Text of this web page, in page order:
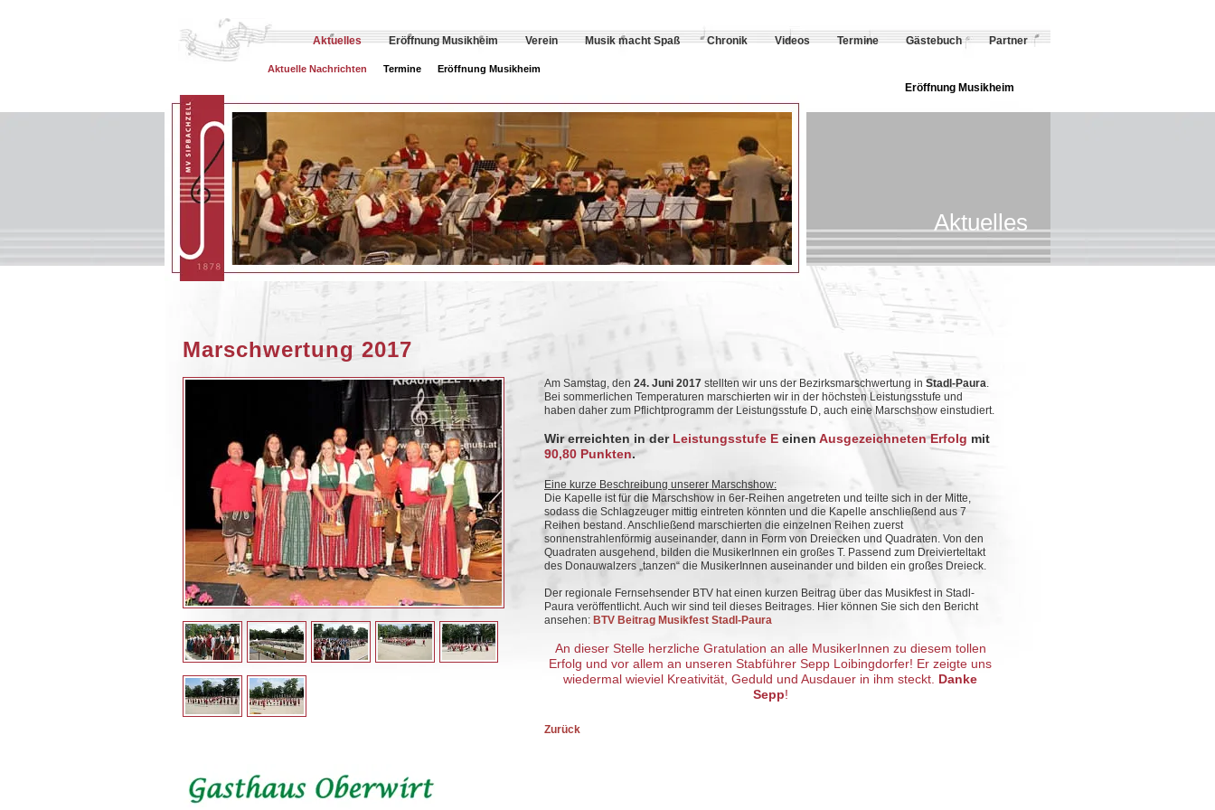
Aktuelles Eröffnung Musikheim Verein Musik macht Spaß Chronik Videos Termine Gästebuch Partner
Aktuelle Nachrichten Termine Eröffnung Musikheim
Eröffnung Musikheim
Aktuelles
Marschwertung 2017
Am Samstag, den 24. Juni 2017 stellten wir uns der Bezirksmarschwertung in Stadl-Paura.
Bei sommerlichen Temperaturen marschierten wir in der höchsten Leistungsstufe und
haben daher zum Pflichtprogramm der Leistungsstufe D, auch eine Marschshow einstudiert.
Wir erreichten in der Leistungsstufe E einen Ausgezeichneten Erfolg mit
90,80 Punkten.
Eine kurze Beschreibung unserer Marschshow:
Die Kapelle ist für die Marschshow in 6er-Reihen angetreten und teilte sich in der Mitte,
sodass die Schlagzeuger mittig eintreten könnten und die Kapelle anschließend aus 7
Reihen bestand. Anschließend marschierten die einzelnen Reihen zuerst
sonnenstrahlenförmig auseinander, dann in Form von Dreiecken und Quadraten. Von den
Quadraten ausgehend, bilden die MusikerInnen ein großes T. Passend zum Dreivierteltakt
des Donauwalzers „tanzen“ die MusikerInnen auseinander und bilden ein großes Dreieck.
Der regionale Fernsehsender BTV hat einen kurzen Beitrag über das Musikfest in Stadl-
Paura veröffentlicht. Auch wir sind teil dieses Beitrages. Hier können Sie sich den Bericht
ansehen: BTV Beitrag Musikfest Stadl-Paura
An dieser Stelle herzliche Gratulation an alle MusikerInnen zu diesem tollen
Erfolg und vor allem an unseren Stabführer Sepp Loibingdorfer! Er zeigte uns
wiedermal wieviel Kreativität, Geduld und Ausdauer in ihm steckt. Danke
Sepp!
Zurück